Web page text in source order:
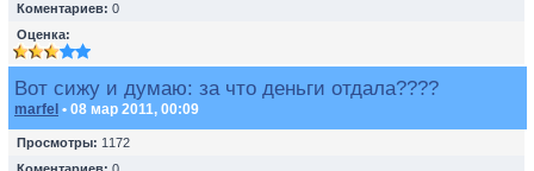
Коментариев: 0
Оценка:
Вот сижу и думаю: за что деньги отдала????
marfel • 08 мар 2011, 00:09
Просмотры: 1172